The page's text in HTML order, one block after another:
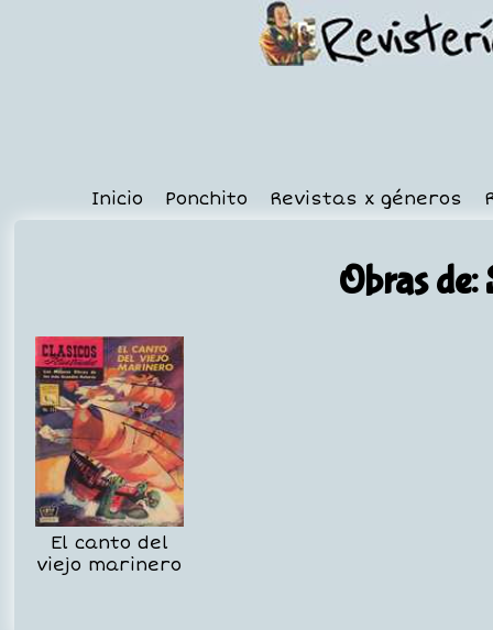
Inicio Ponchito Revistas x géneros
Obras
El canto del
viejo marinero